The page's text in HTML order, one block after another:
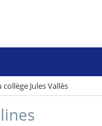
Jules Vallès